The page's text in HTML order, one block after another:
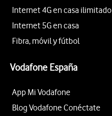
Internet 4G en casa ilimitado
Internet 5G en casa
Fibra, móvil y fútbol
Vodafone España
App Mi Vodafone
Blog Vodafone Conéctate